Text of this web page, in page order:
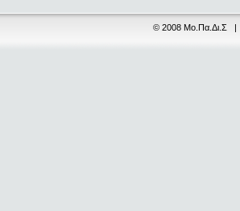
© 2008 Μο.Πα.Δι.Σ |